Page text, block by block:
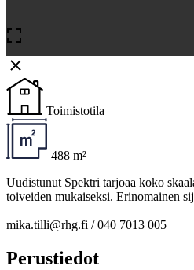
Toimistotila
488 m²
Uudistunut Spektri tarjoaa koko
toiveiden mukaiseksi. Erinomainen
mika.tilli@rhg.fi / 040 7013 005
Perustiedot